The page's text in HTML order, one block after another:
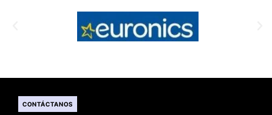
CONTÁCTANOS